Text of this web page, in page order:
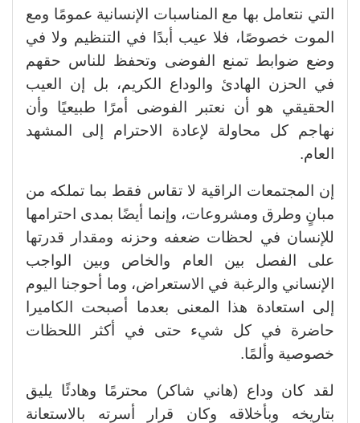
التي نتعامل بها مع المناسبات الإنسانية عمومًا ومع
الموت خصوصًا، فلا عيب أبدًا في التنظيم ولا في
وضع ضوابط تمنع الفوضى وتحفظ للناس حقهم
في الحزن الهادئ والوداع الكريم، بل إن العيب
الحقيقي هو أن نعتبر الفوضى أمرًا طبيعيًا وأن
نهاجم كل محاولة لإعادة الاحترام إلى المشهد
العام.
إن المجتمعات الراقية لا تقاس فقط بما تملكه من
مبانٍ وطرق ومشروعات، وإنما أيضًا بمدى احترامها
للإنسان في لحظات ضعفه وحزنه ومقدار قدرتها
على الفصل بين العام والخاص وبين الواجب
الإنساني والرغبة في الاستعراض، وما أحوجنا اليوم
إلى استعادة هذا المعنى بعدما أصبحت الكاميرا
حاضرة في كل شيء حتى في أكثر اللحظات
خصوصية وألمًا.
لقد كان وداع (هاني شاكر) محترمًا وهادئًا يليق
بتاريخه وبأخلاقه وكان قرار أسرته بالاستعانة